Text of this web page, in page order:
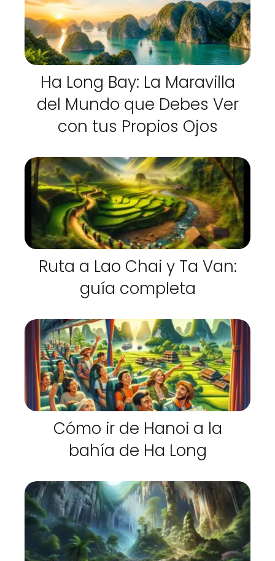
Ha Long Bay: La Maravilla
del Mundo que Debes Ver
con tus Propios Ojos
Ruta a Lao Chai y Ta Van:
guía completa
Cómo ir de Hanoi a la
bahía de Ha Long